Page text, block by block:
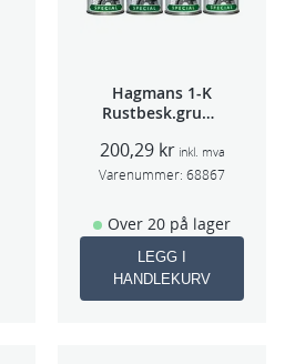
Hagmans 1-K
Rustbesk.grunn
200,29 kr inkl. mva
Varenummer: 68867
Over 20 på lager
LEGG I
HANDLEKURV